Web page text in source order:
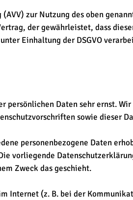
zur Nutzung des oben
der gewährleistet, dass
Einhaltung der DSGVO
persönlichen Daten sehr ernst.
sowie dieser
personenbezogene Daten
vorliegende
Zweck das geschieht.
Internet (z. B. bei der